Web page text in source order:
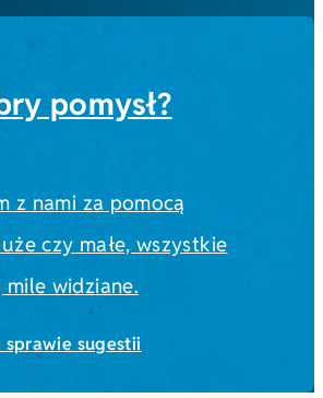
pomysł?
z nami za pomocą
czy małe, wszystkie
widziane.
sprawie sugestii